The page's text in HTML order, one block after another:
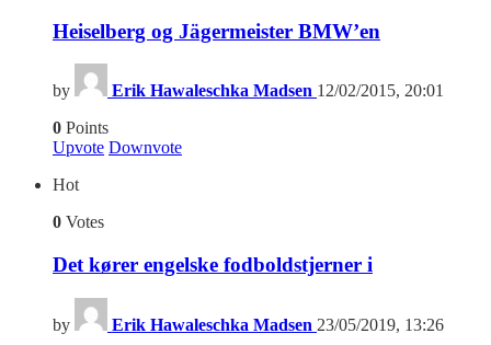
Heiselberg og Jägermeister BMW’en
by Erik Hawaleschka Madsen 12/02/2015, 20:01
0 Points
Upvote Downvote
Hot
0 Votes
Det kører engelske fodboldstjerner i
by Erik Hawaleschka Madsen 23/05/2019, 13:26